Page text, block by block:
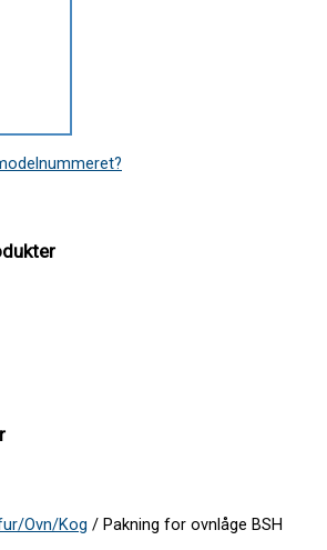
Ovn/Kog / Pakning for ovnlåge BSH